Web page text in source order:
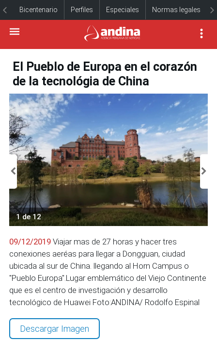
Bicentenario Perfiles Especiales Normas legales
El Pueblo de Europa en el corazón
de la tecnológia de China
1 de 12
09/12/2019 Viajar mas de 27 horas y hacer tres
conexiones aeréas para llegar a Dongguan, ciudad
ubicada al sur de China. llegando al Horn Campus o
"Pueblo Europa".Lugar emblemático del Viejo Continente
que es el centro de investigación y desarrollo
tecnológico de Huawei Foto:ANDINA/ Rodolfo Espinal
Descargar Imagen